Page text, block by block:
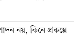
নয়, কিনে প্রকল্পে